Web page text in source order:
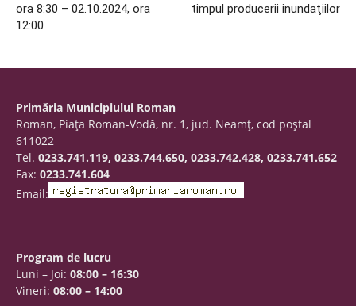
ora 8:30 – 02.10.2024, ora
12:00
timpul producerii inundaţiilor
Primăria Municipiului Roman
Roman, Piaţa Roman-Vodă, nr. 1, jud. Neamţ, cod poştal
611022
Tel. 0233.741.119, 0233.744.650, 0233.742.428, 0233.741.652
Fax: 0233.741.604
Email:
Program de lucru
Luni – Joi: 08:00 – 16:30
Vineri: 08:00 – 14:00